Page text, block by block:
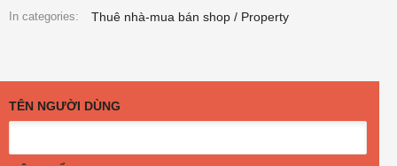
In categories: Thuê nhà-mua bán shop / Property
TÊN NGƯỜI DÙNG